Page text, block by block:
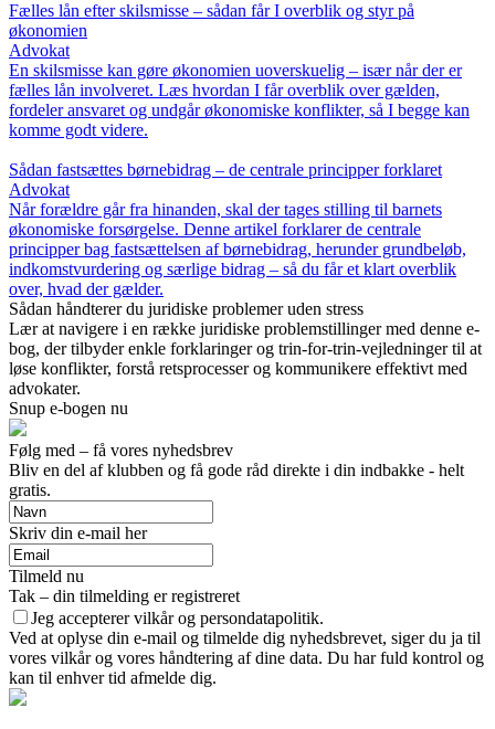
Fælles lån efter skilsmisse – sådan får I overblik og styr på
økonomien
Advokat
En skilsmisse kan gøre økonomien uoverskuelig – især når der er
fælles lån involveret. Læs hvordan I får overblik over gælden,
fordeler ansvaret og undgår økonomiske konflikter, så I begge kan
komme godt videre.
Sådan fastsættes børnebidrag – de centrale principper forklaret
Advokat
Når forældre går fra hinanden, skal der tages stilling til barnets
økonomiske forsørgelse. Denne artikel forklarer de centrale
principper bag fastsættelsen af børnebidrag, herunder grundbeløb,
indkomstvurdering og særlige bidrag – så du får et klart overblik
over, hvad der gælder.
Sådan håndterer du juridiske problemer uden stress
Lær at navigere i en række juridiske problemstillinger med denne e-
bog, der tilbyder enkle forklaringer og trin-for-trin-vejledninger til at
løse konflikter, forstå retsprocesser og kommunikere effektivt med
advokater.
Snup e-bogen nu
Følg med – få vores nyhedsbrev
Bliv en del af klubben og få gode råd direkte i din indbakke - helt
gratis.
Skriv din e-mail her
Tilmeld nu
Tak – din tilmelding er registreret
Jeg accepterer vilkår og persondatapolitik.
Ved at oplyse din e-mail og tilmelde dig nyhedsbrevet, siger du ja til
vores vilkår og vores håndtering af dine data. Du har fuld kontrol og
kan til enhver tid afmelde dig.